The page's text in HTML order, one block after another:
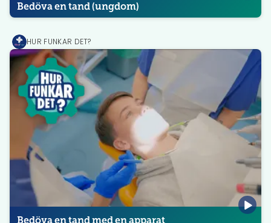
Bedöva en tand (ungdom)
MediPrep
HUR FUNKAR DET?
Bedöva en tand med en apparat